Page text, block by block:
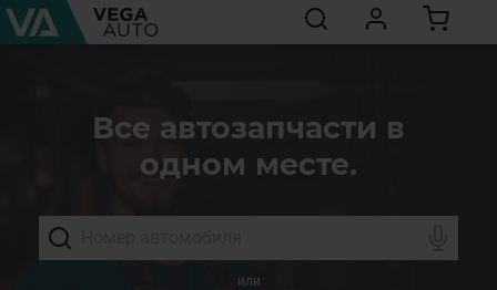
Все автозапчасти в
одном месте.
или